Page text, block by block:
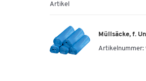
Artikel
Müllsäcke, f.
Artikelnummer: